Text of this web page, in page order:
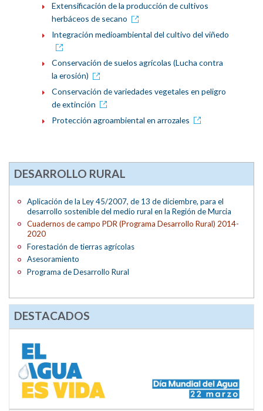
Extensificación de la producción de cultivos
herbáceos de secano
Integración medioambiental del cultivo del viñedo
Conservación de suelos agrícolas (Lucha contra
la erosión)
Conservación de variedades vegetales en peligro
de extinción
Protección agroambiental en arrozales
DESARROLLO RURAL
Aplicación de la Ley 45/2007, de 13 de diciembre, para el
desarrollo sostenible del medio rural en la Región de Murcia
Cuadernos de campo PDR (Programa Desarrollo Rural) 2014-
2020
Forestación de tierras agrícolas
Asesoramiento
Programa de Desarrollo Rural
DESTACADOS